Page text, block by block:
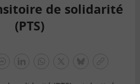
de solidarité
(PTS)